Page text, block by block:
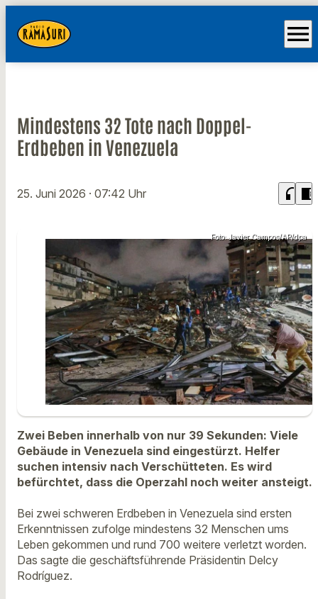
menu
Mindestens 32 Tote nach Doppel-
Erdbeben in Venezuela
25. Juni 2026 · 07:42 Uhr headphones chrome_reader_mode
Foto: Javier Campos/AP/dpa
Zwei Beben innerhalb von nur 39 Sekunden: Viele
Gebäude in Venezuela sind eingestürzt. Helfer
suchen intensiv nach Verschütteten. Es wird
befürchtet, dass die Operzahl noch weiter ansteigt.
Bei zwei schweren Erdbeben in Venezuela sind ersten
Erkenntnissen zufolge mindestens 32 Menschen ums
Leben gekommen und rund 700 weitere verletzt worden.
Das sagte die geschäftsführende Präsidentin Delcy
Rodríguez.